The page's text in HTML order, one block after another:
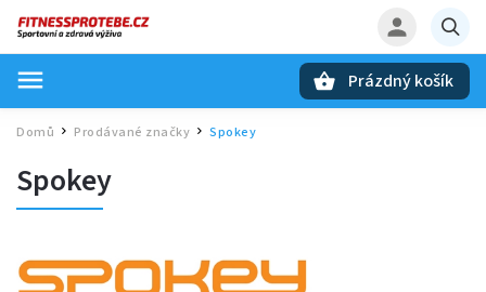
Prázdný košík
Domů / Prodávané značky / Spokey
Spokey